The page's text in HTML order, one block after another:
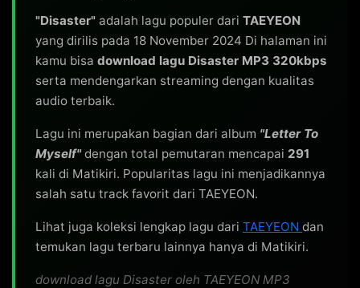
"Disaster" adalah lagu populer dari TAEYEON
yang dirilis pada 18 November 2024 Di halaman ini
kamu bisa download lagu Disaster MP3 320kbps
serta mendengarkan streaming dengan kualitas
audio terbaik.
Lagu ini merupakan bagian dari album "Letter To
Myself"dengan total pemutaran mencapai 291
kali di Matikiri. Popularitas lagu ini menjadikannya
salah satu track favorit dari TAEYEON.
Lihat juga koleksi lengkap lagu dari TAEYEON dan
temukan lagu terbaru lainnya hanya di Matikiri.
download lagu Disaster oleh TAEYEON MP3